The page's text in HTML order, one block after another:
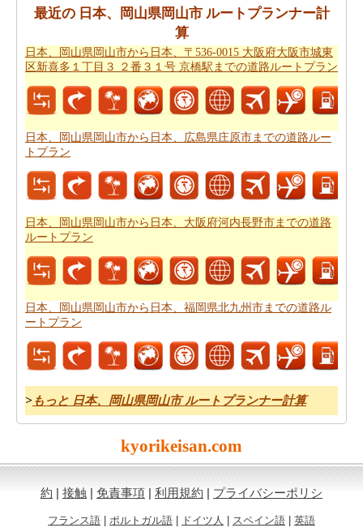
あなたは旅に時間の制約を持っていますか。 の場合、あ
なたは非常によくあなたの時間を管理しなければならな
いし、これのためにあなたは日本、岡山県岡山市から日
本、福岡県福岡市博多区までの飛行時間を知っている必
要があります。
あなたのルートを得ることが計画された後、あなたの旅
のために駆動するためのコストの公正な見積もりを有す
ることが重要です。あなたはこの旅費計算機を使用して
日本、岡山県岡山市から日本、福岡県福岡市博多区まで
の旅行の費用 を得ることができます。
最近の 日本、岡山県岡山市 ルートプランナー計
算
日本、岡山県岡山市から日本、〒536-0015 大阪府大阪市城東
区新喜多１丁目３ ２番３１号 京橋駅までの道路ルートプラン
日本、岡山県岡山市から日本、広島県庄原市までの道路ルー
トプラン
日本、岡山県岡山市から日本、大阪府河内長野市までの道路
ルートプラン
日本、岡山県岡山市から日本、福岡県北九州市までの道路ル
ートプラン
> もっと 日本、岡山県岡山市 ルートプランナー計算
kyorikeisan.com
約 | 接触 | 免責事項 | 利用規約 | プライバシーポリシ
フランス語 | ポルトガル語 | ドイツ人 | スペイン語 | 英語